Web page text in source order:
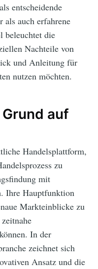
als entscheidende
als auch erfahrene
beleuchtet die
Nachteile von
und Anleitung für
nutzen möchten.
auf
Handelsplattform,
zu
mit
Ihre Hauptfunktion
Markteinblicke zu
In der
zeichnet sich
Ansatz und die